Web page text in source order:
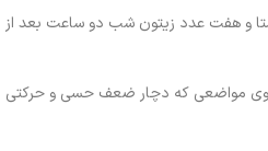
و هفت عدد زیتون شب دو ساعت بعد از
روی مواضعی که دچار ضعف حسی و حرکتی